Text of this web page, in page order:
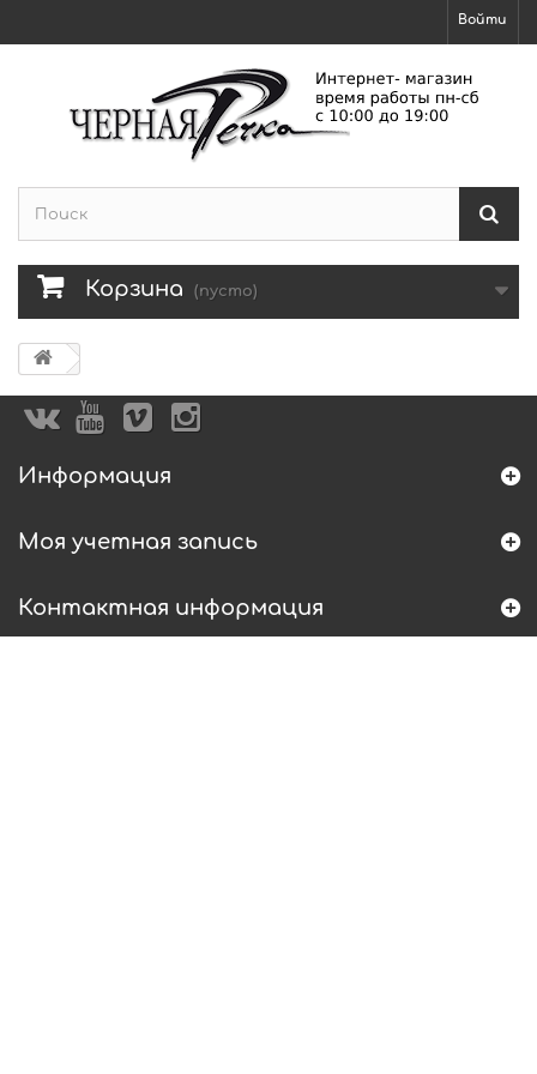
Войти
Корзина (пусто)
Информация
Моя учетная запись
Контактная информация